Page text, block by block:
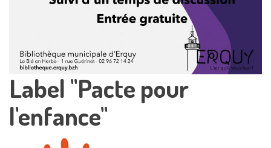
Label "Pacte pour
l'enfance"